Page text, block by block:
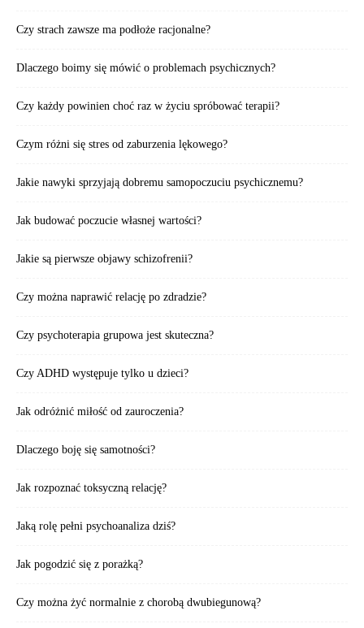
Czy strach zawsze ma podłoże racjonalne?
Dlaczego boimy się mówić o problemach psychicznych?
Czy każdy powinien choć raz w życiu spróbować terapii?
Czym różni się stres od zaburzenia lękowego?
Jakie nawyki sprzyjają dobremu samopoczuciu psychicznemu?
Jak budować poczucie własnej wartości?
Jakie są pierwsze objawy schizofrenii?
Czy można naprawić relację po zdradzie?
Czy psychoterapia grupowa jest skuteczna?
Czy ADHD występuje tylko u dzieci?
Jak odróżnić miłość od zauroczenia?
Dlaczego boję się samotności?
Jak rozpoznać toksyczną relację?
Jaką rolę pełni psychoanaliza dziś?
Jak pogodzić się z porażką?
Czy można żyć normalnie z chorobą dwubiegunową?